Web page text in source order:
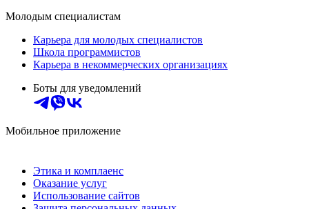
Молодым специалистам
Карьера для молодых специалистов
Школа программистов
Карьера в некоммерческих организациях
Боты для уведомлений
Мобильное приложение
Этика и комплаенс
Оказание услуг
Использование сайтов